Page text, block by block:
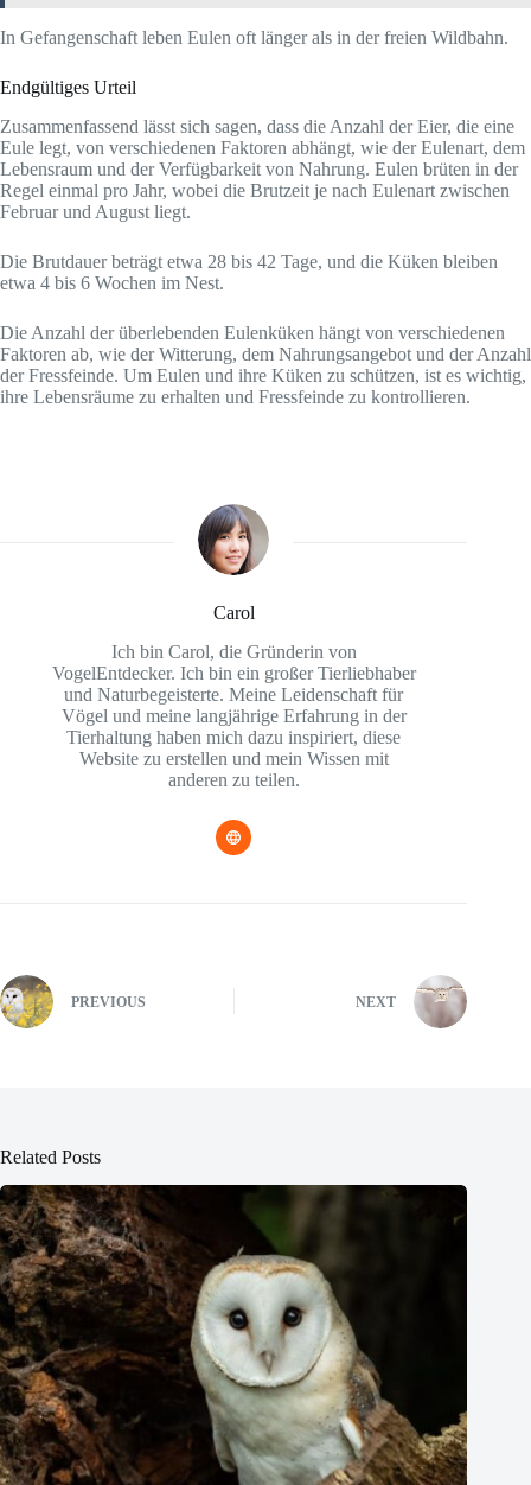
In Gefangenschaft leben Eulen oft länger als in der freien Wildbahn.
Endgültiges Urteil
Zusammenfassend lässt sich sagen, dass die Anzahl der Eier, die eine
Eule legt, von verschiedenen Faktoren abhängt, wie der Eulenart, dem
Lebensraum und der Verfügbarkeit von Nahrung. Eulen brüten in der
Regel einmal pro Jahr, wobei die Brutzeit je nach Eulenart zwischen
Februar und August liegt.
Die Brutdauer beträgt etwa 28 bis 42 Tage, und die Küken bleiben
etwa 4 bis 6 Wochen im Nest.
Die Anzahl der überlebenden Eulenküken hängt von verschiedenen
Faktoren ab, wie der Witterung, dem Nahrungsangebot und der Anzahl
der Fressfeinde. Um Eulen und ihre Küken zu schützen, ist es wichtig,
ihre Lebensräume zu erhalten und Fressfeinde zu kontrollieren.
Carol
Ich bin Carol, die Gründerin von
VogelEntdecker. Ich bin ein großer Tierliebhaber
und Naturbegeisterte. Meine Leidenschaft für
Vögel und meine langjährige Erfahrung in der
Tierhaltung haben mich dazu inspiriert, diese
Website zu erstellen und mein Wissen mit
anderen zu teilen.
PREVIOUS NEXT
Related Posts